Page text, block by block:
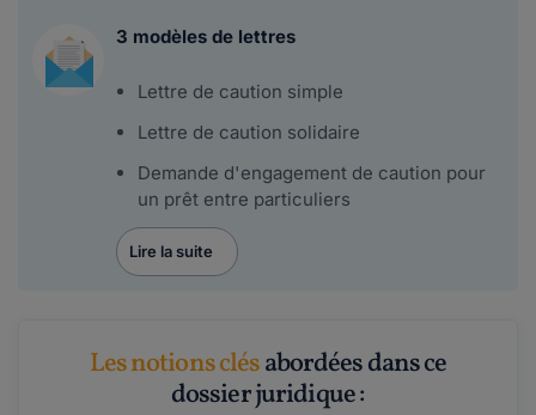
3 modèles de lettres
Lettre de caution simple
Lettre de caution solidaire
Demande d'engagement de caution pour
un prêt entre particuliers
Lire la suite
Les notions clésabordées dans ce
dossier juridique :